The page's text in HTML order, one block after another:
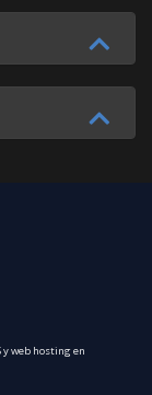
y web hosting en